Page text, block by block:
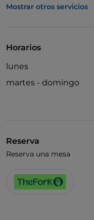
TheFork PAY
Mostrar otros servicios
Horarios
lunes
martes - domingo
Reserva
Reserva una mesa